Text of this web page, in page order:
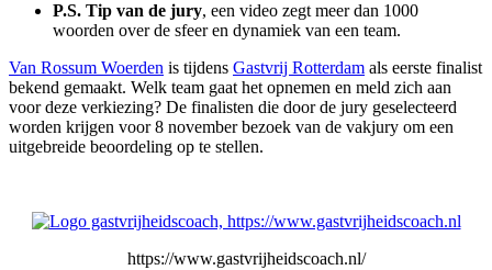
P.S. Tip van de jury, een video zegt meer dan 1000
woorden over de sfeer en dynamiek van een team.
Van Rossum Woerden is tijdens Gastvrij Rotterdam als eerste finalist
bekend gemaakt. Welk team gaat het opnemen en meld zich aan
voor deze verkiezing? De finalisten die door de jury geselecteerd
worden krijgen voor 8 november bezoek van de vakjury om een
uitgebreide beoordeling op te stellen.
https://www.gastvrijheidscoach.nl/